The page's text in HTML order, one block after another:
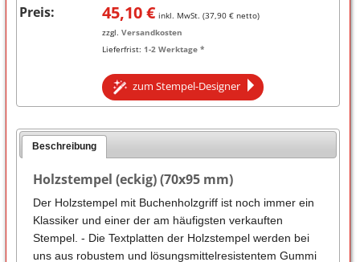
Preis: 45,10€ inkl. MwSt. (37,90€ netto)
zzgl. Versandkosten
Lieferfrist: 1-2 Werktage *
zum Stempel-Designer
Beschreibung
Holzstempel (eckig) (70x95 mm)
Der Holzstempel mit Buchenholzgriff ist noch immer ein
Klassiker und einer der am häufigsten verkauften
Stempel. - Die Textplatten der Holzstempel werden bei
uns aus robustem und lösungsmittelresistentem Gummi